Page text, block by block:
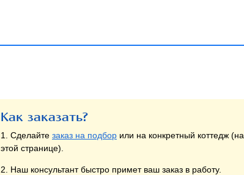
Как заказать?
1. Сделайте заказ на подбор или на конкретный коттедж (на
этой странице).
2. Наш консультант быстро примет ваш заказ в работу.